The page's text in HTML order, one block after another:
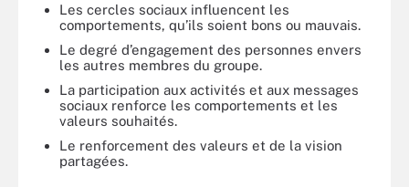
Les cercles sociaux influencent les
comportements, qu’ils soient bons ou mauvais.
Le degré d’engagement des personnes envers
les autres membres du groupe.
La participation aux activités et aux messages
sociaux renforce les comportements et les
valeurs souhaités.
Le renforcement des valeurs et de la vision
partagées.